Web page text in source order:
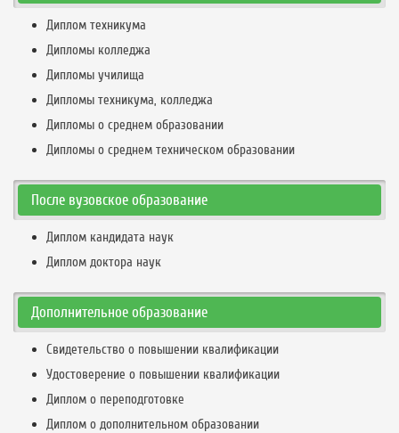
Диплом техникума
Дипломы колледжа
Дипломы училища
Дипломы техникума, колледжа
Дипломы о среднем образовании
Дипломы о среднем техническом образовании
После вузовское образование
Диплом кандидата наук
Диплом доктора наук
Дополнительное образование
Свидетельство о повышении квалификации
Удостоверение о повышении квалификации
Диплом о переподготовке
Диплом о дополнительном образовании